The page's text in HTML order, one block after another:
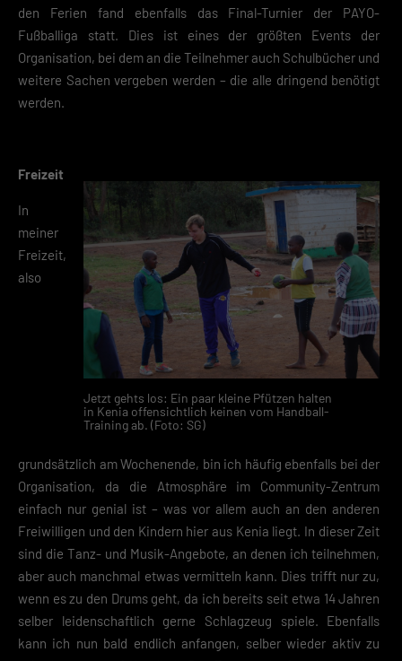
den Ferien fand ebenfalls das Final-Turnier der PAYO-
Fußballiga statt. Dies ist eines der größten Events der
Organisation, bei dem an die Teilnehmer auch Schulbücher und
weitere Sachen vergeben werden – die alle dringend benötigt
werden.
Jetzt gehts los: Ein paar kleine Pfützen halten
in Kenia offensichtlich keinen vom Handball-
Training ab. (Foto: SG)
Freizeit
In
meiner
Freizeit,
also
grundsätzlich am Wochenende, bin ich häufig ebenfalls bei der
Organisation, da die Atmosphäre im Community-Zentrum
einfach nur genial ist – was vor allem auch an den anderen
Freiwilligen und den Kindern hier aus Kenia liegt. In dieser Zeit
sind die Tanz- und Musik-Angebote, an denen ich teilnehmen,
aber auch manchmal etwas vermitteln kann. Dies trifft nur zu,
wenn es zu den Drums geht, da ich bereits seit etwa 14 Jahren
selber leidenschaftlich gerne Schlagzeug spiele. Ebenfalls
kann ich nun bald endlich anfangen, selber wieder aktiv zu